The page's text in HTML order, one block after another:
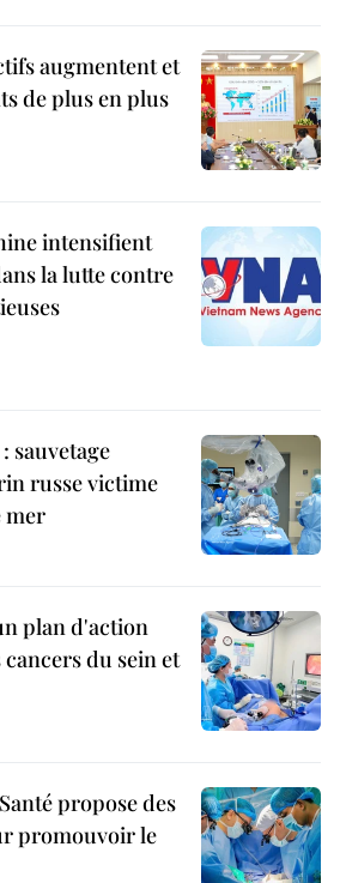
augmentent et
de plus en plus
intensifient
la lutte contre
sauvetage
russe victime
mer
plan d'action
du sein et
propose des
promouvoir le